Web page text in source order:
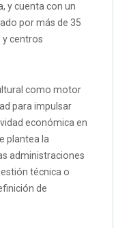
y cuenta con un
por más de 35
y centros
como motor
para impulsar
económica en
plantea la
administraciones
técnica o
de